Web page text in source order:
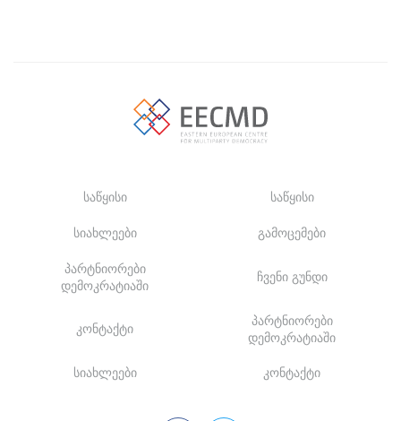
საწყისი საწყისი
სიახლეები გამოცემები
პარტნიორები
დემოკრატიაში
ჩვენი გუნდი
კონტაქტი
პარტნიორები
დემოკრატიაში
სიახლეები კონტაქტი